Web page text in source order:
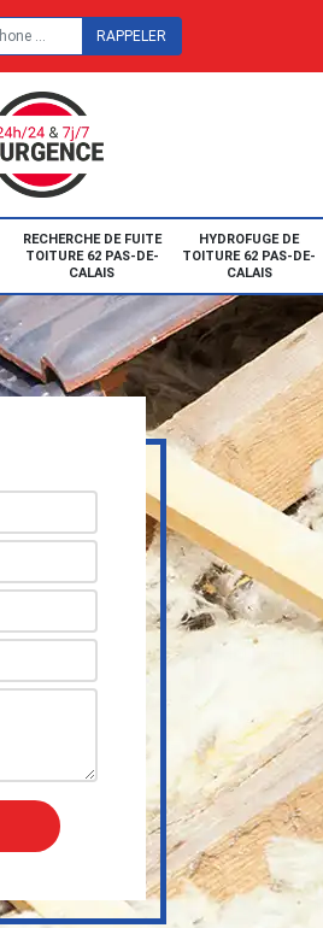
RECHERCHE DE FUITE
TOITURE 62 PAS-DE-
CALAIS
HYDROFUGE DE
TOITURE 62 PAS-DE-
CALAIS